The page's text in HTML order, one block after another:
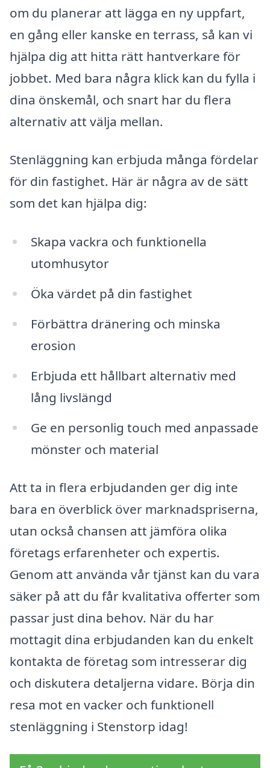
om du planerar att lägga en ny uppfart,
en gång eller kanske en terrass, så kan vi
hjälpa dig att hitta rätt hantverkare för
jobbet. Med bara några klick kan du fylla i
dina önskemål, och snart har du flera
alternativ att välja mellan.
Stenläggning kan erbjuda många fördelar
för din fastighet. Här är några av de sätt
som det kan hjälpa dig:
Skapa vackra och funktionella
utomhusytor
Öka värdet på din fastighet
Förbättra dränering och minska
erosion
Erbjuda ett hållbart alternativ med
lång livslängd
Ge en personlig touch med anpassade
mönster och material
Att ta in flera erbjudanden ger dig inte
bara en överblick över marknadspriserna,
utan också chansen att jämföra olika
företags erfarenheter och expertis.
Genom att använda vår tjänst kan du vara
säker på att du får kvalitativa offerter som
passar just dina behov. När du har
mottagit dina erbjudanden kan du enkelt
kontakta de företag som intresserar dig
och diskutera detaljerna vidare. Börja din
resa mot en vacker och funktionell
stenläggning i Stenstorp idag!